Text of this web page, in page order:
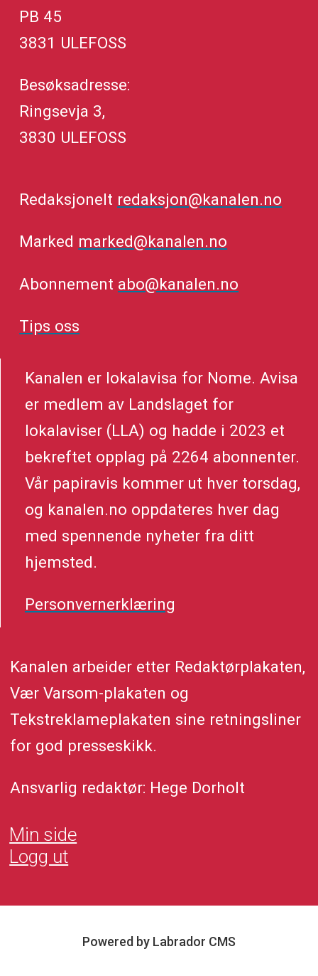
PB 45
3831 ULEFOSS
Besøksadresse:
Ringsevja 3,
3830 ULEFOSS
Redaksjonelt redaksjon@kanalen.no
Marked marked@kanalen.no
Abonnement abo@kanalen.no
Tips oss
Kanalen er lokalavisa for Nome. Avisa
er medlem av Landslaget for
lokalaviser (LLA) og hadde i 2023 et
bekreftet opplag på 2264 abonnenter.
Vår papiravis kommer ut hver torsdag,
og kanalen.no oppdateres hver dag
med spennende nyheter fra ditt
hjemsted.
Personvernerklæring
Kanalen arbeider etter Redaktørplakaten,
Vær Varsom-plakaten og
Tekstreklameplakaten sine retningsliner
for god presseskikk.
Ansvarlig redaktør: Hege Dorholt
Min side
Logg ut
Powered by Labrador CMS